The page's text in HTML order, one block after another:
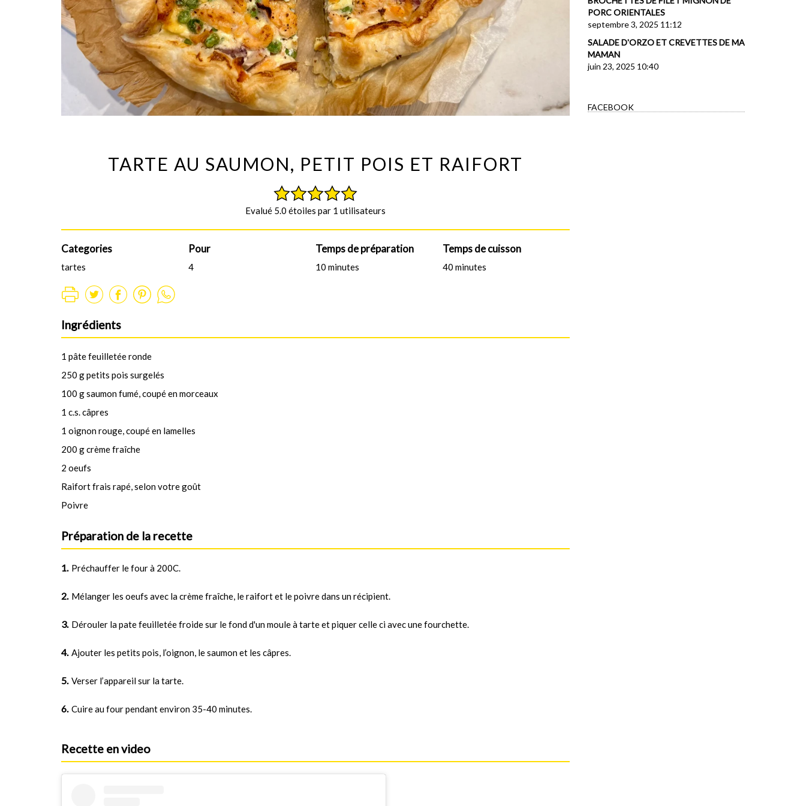
TARTE AU SAUMON, PETIT POIS ET RAIFORT
Evalué 5.0 étoiles par 1 utilisateurs
Categories
tartes
Pour
4
Temps de préparation
10 minutes
Temps de cuisson
40 minutes
Ingrédients
1 pâte feuilletée ronde
250 g petits pois surgelés
100 g saumon fumé, coupé en morceaux
1 c.s. câpres
1 oignon rouge, coupé en lamelles
200 g crème fraîche
2 oeufs
Raifort frais rapé, selon votre goût
Poivre
Préparation de la recette
Préchauffer le four à 200C.
Mélanger les oeufs avec la crème fraîche, le raifort et le poivre dans un récipient.
Dérouler la pate feuilletée froide sur le fond d'un moule à tarte et piquer celle ci avec une fourchette.
Ajouter les petits pois, l’oignon, le saumon et les câpres.
Verser l’appareil sur la tarte.
Cuire au four pendant environ 35-40 minutes.
Recette en video
PORC ORIENTALES
septembre 3, 2025 11:12
SALADE D'ORZO ET CREVETTES DE MA
MAMAN
juin 23, 2025 10:40
FACEBOOK